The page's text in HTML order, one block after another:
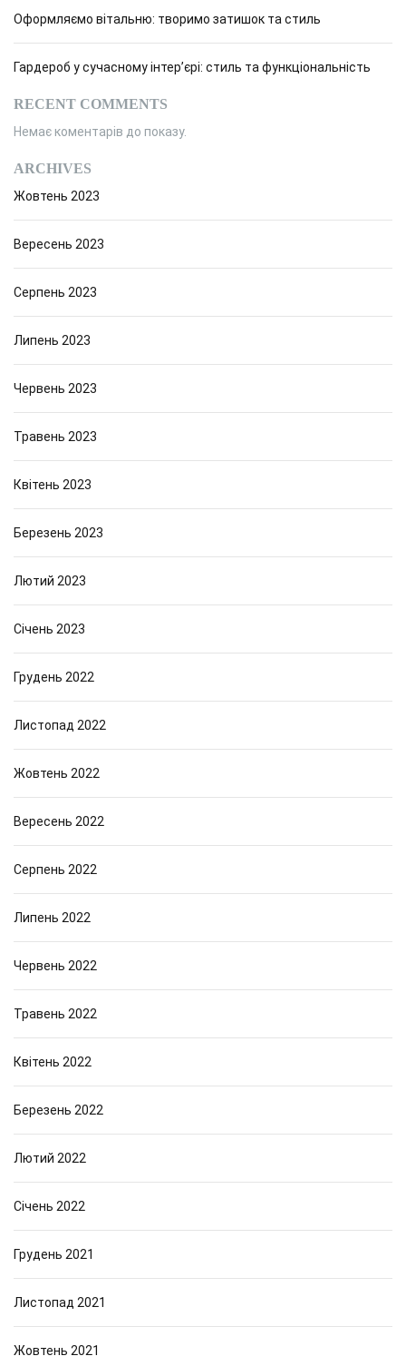
Оформляємо вітальню: творимо затишок та стиль
Гардероб у сучасному інтер’єрі: стиль та функціональність
RECENT COMMENTS
Немає коментарів до показу.
ARCHIVES
Жовтень 2023
Вересень 2023
Серпень 2023
Липень 2023
Червень 2023
Травень 2023
Квітень 2023
Березень 2023
Лютий 2023
Січень 2023
Грудень 2022
Листопад 2022
Жовтень 2022
Вересень 2022
Серпень 2022
Липень 2022
Червень 2022
Травень 2022
Квітень 2022
Березень 2022
Лютий 2022
Січень 2022
Грудень 2021
Листопад 2021
Жовтень 2021